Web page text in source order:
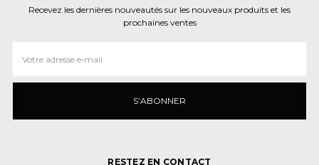
Recevez les dernières nouveautés sur les nouveaux produits et les
prochaines ventes
e‑mail
RESTEZ EN CONTACT